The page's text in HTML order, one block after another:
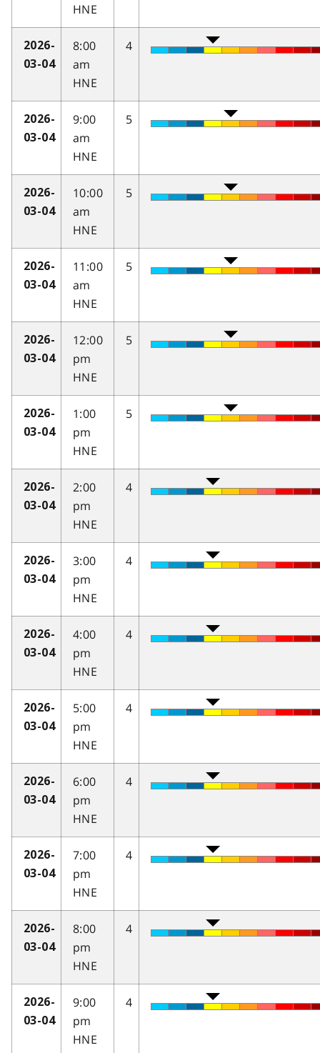
HNE
2026-
03-04
8:00
am
HNE
4
2026-
03-04
9:00
am
HNE
5
2026-
03-04
10:00
am
HNE
5
2026-
03-04
11:00
am
HNE
5
2026-
03-04
12:00
pm
HNE
5
2026-
03-04
1:00
pm
HNE
5
2026-
03-04
2:00
pm
HNE
4
2026-
03-04
3:00
pm
HNE
4
2026-
03-04
4:00
pm
HNE
4
2026-
03-04
5:00
pm
HNE
4
2026-
03-04
6:00
pm
HNE
4
2026-
03-04
7:00
pm
HNE
4
2026-
03-04
8:00
pm
HNE
4
2026-
03-04
9:00
pm
HNE
4